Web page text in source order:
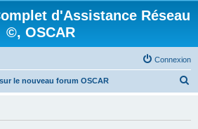
d'Assistance Réseau
©, OSCAR
Connexion
le nouveau forum OSCAR